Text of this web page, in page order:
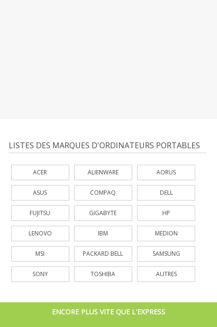
LISTES DES MARQUES D'ORDINATEURS PORTABLES
ACER ALIENWARE AORUS
ASUS COMPAQ DELL
FUJITSU GIGABYTE HP
LENOVO IBM MEDION
MSI PACKARD BELL SAMSUNG
SONY TOSHIBA AUTRES
ENCORE PLUS VITE QUE L'EXPRESS